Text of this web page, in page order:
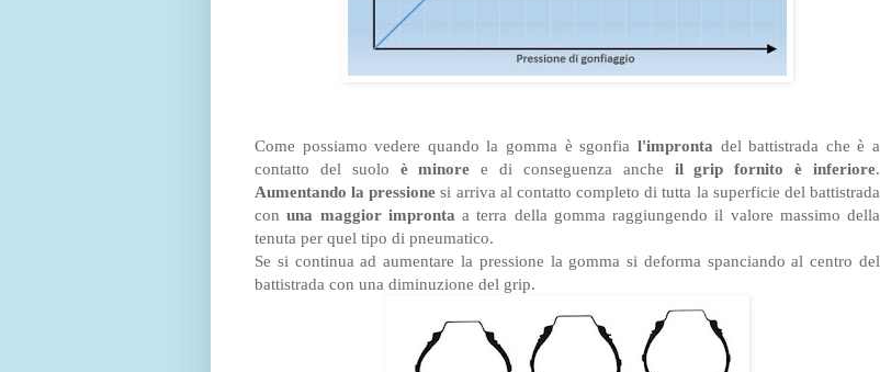
Come possiamo vedere quando la gomma è sgonfia l'impronta del battistrada che è a
contatto del suolo è minore e di conseguenza anche il grip fornito è inferiore.
Aumentando la pressione si arriva al contatto completo di tutta la superficie del battistrada
conuna maggior impronta a terra della gomma raggiungendo il valore massimo della
tenuta per quel tipo di pneumatico.
Se si continua ad aumentare la pressione la gomma si deforma spanciando al centro del
battistrada con una diminuzione del grip.